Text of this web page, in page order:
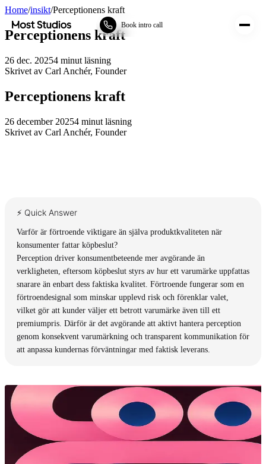
Most Studios Book intro call
Home/insikt/Perceptionens kraft
Perceptionens kraft
26 dec. 20254 minut läsning
Skrivet av Carl Anchér, Founder
Perceptionens kraft
26 december 20254 minut läsning
Skrivet av Carl Anchér, Founder
⚡ Quick Answer
Varför är förtroende viktigare än själva produktkvaliteten när
konsumenter fattar köpbeslut?
Perception driver konsumentbeteende mer avgörande än
verkligheten, eftersom köpbeslut styrs av hur ett varumärke uppfattas
snarare än enbart dess faktiska kvalitet. Förtroende fungerar som en
förtroendesignal som minskar upplevd risk och förenklar valet,
vilket gör att kunder väljer ett betrott varumärke även till ett
premiumpris. Därför är det avgörande att aktivt hantera perception
genom konsekvent varumärkning och transparent kommunikation för
att anpassa kundernas förväntningar med faktisk leverans.